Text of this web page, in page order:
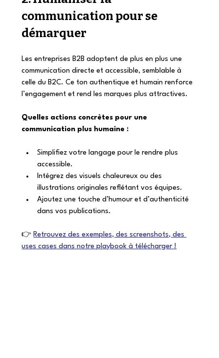
communication pour se
démarquer
Les entreprises B2B adoptent de plus en plus une
communication directe et accessible, semblable à
celle du B2C. Ce ton authentique et humain renforce
l’engagement et rend les marques plus attractives.
Quelles actions concrètes pour une
communication plus humaine :
Simplifiez votre langage pour le rendre plus
accessible.
Intégrez des visuels chaleureux ou des
illustrations originales reflétant vos équipes.
Ajoutez une touche d’humour et d’authenticité
dans vos publications.
👉 Retrouvez des exemples, des screenshots, des
uses cases dans notre playbook à télécharger !